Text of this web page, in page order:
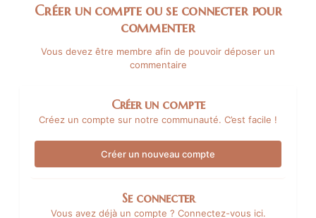
Créer un compte ou se connecter pour
commenter
Vous devez être membre afin de pouvoir déposer un
commentaire
Créer un compte
Créez un compte sur notre communauté. C’est facile !
Créer un nouveau compte
Se connecter
Vous avez déjà un compte ? Connectez-vous ici.